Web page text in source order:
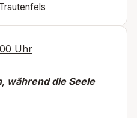
Uhr
während die Seele